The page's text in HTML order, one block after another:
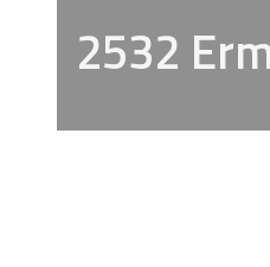
2532